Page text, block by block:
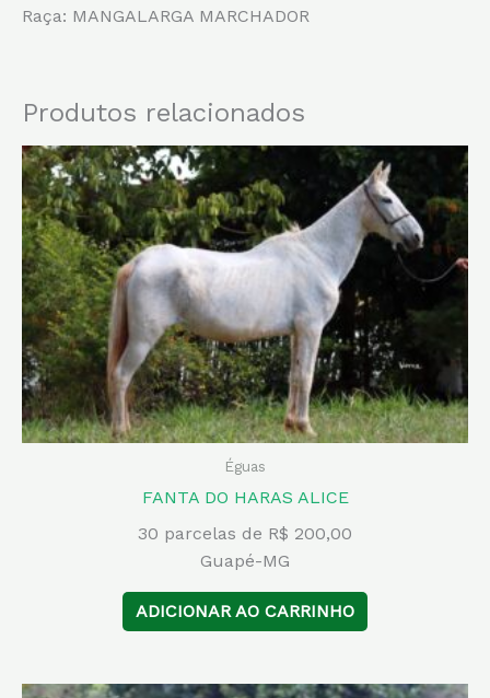
Raça: MANGALARGA MARCHADOR
Produtos relacionados
Éguas
FANTA DO HARAS ALICE
30 parcelas de R$ 200,00
Guapé-MG
ADICIONAR AO CARRINHO